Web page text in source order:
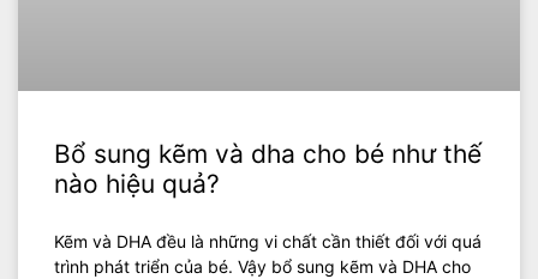
Bổ sung kẽm và dha cho bé như thế
nào hiệu quả?
Kẽm và DHA đều là những vi chất cần thiết đối với quá
trình phát triển của bé. Vậy bổ sung kẽm và DHA cho